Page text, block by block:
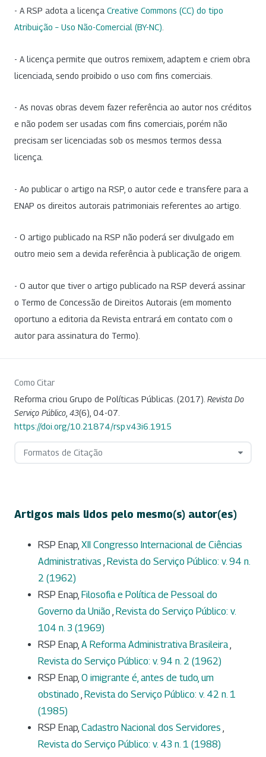
- A RSP adota a licença Creative Commons (CC) do tipo
Atribuição – Uso Não-Comercial (BY-NC)
- A licença permite que outros remixem, adaptem e criem obra
licenciada, sendo proibido o uso com fins comerciais.
- As novas obras devem fazer referência ao autor nos créditos
e não podem ser usadas com fins comerciais, porém não
precisam ser licenciadas sob os mesmos termos dessa
licença.
- Ao publicar o artigo na RSP, o autor cede e transfere para a
ENAP os direitos autorais patrimoniais referentes ao artigo.
- O artigo publicado na RSP não poderá ser divulgado em
outro meio sem a devida referência à publicação de origem.
- O autor que tiver o artigo publicado na RSP deverá assinar
o Termo de Concessão de Direitos Autorais (em momento
oportuno a editoria da Revista entrará em contato com o
autor para assinatura do Termo).
Como Citar
Reforma criou Grupo de Políticas Públicas. (2017). Revista Do
Serviço Público 43(6), 04-07.
https://doi.org/10.21874/rsp.v43i6.1915
Formatos de Citação
Artigos mais lidos pelo mesmo(s) autor(es)
RSP Enap, XII Congresso Internacional de Ciências
Administrativas Revista do Serviço Público: v. 94 n.
2 (1962)
RSP Enap, Filosofia e Política de Pessoal do
Governo da União Revista do Serviço Público: v.
104 n. 3 (1969)
RSP Enap, A Reforma Administrativa Brasileira
Revista do Serviço Público: v. 94 n. 2 (1962)
RSP Enap, O imigrante é, antes de tudo, um
obstinado Revista do Serviço Público: v. 42 n. 1
(1985)
RSP Enap, Cadastro Nacional dos Servidores
Revista do Serviço Público: v. 43 n. 1 (1988)